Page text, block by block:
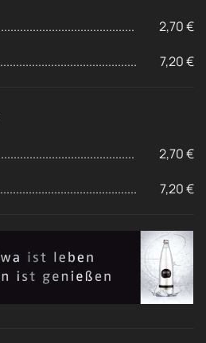
2,70 €
7,20 €
2,70 €
7,20 €